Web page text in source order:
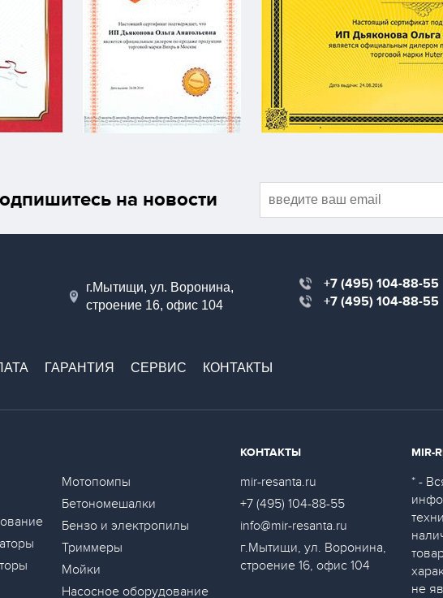
на новости
г.Мытищи, ул. Воронина,
строение 16, офис 104
+7 (495) 104-88-55
+7 (495) 104-88-55
ГАРАНТИЯ СЕРВИС КОНТАКТЫ
Мотопомпы
Бетономешалки
Бензо и электропилы
Триммеры
Мойки
Насосное оборудование
КОНТАКТЫ
mir-resanta.ru
+7 (495) 104-88-55
info@mir-resanta.ru
г.Мытищи, ул. Воронина,
строение 16, офис 104
MIR-
* -
не